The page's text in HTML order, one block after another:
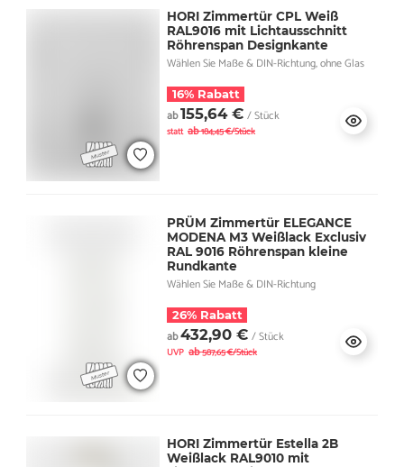
HORI Zimmertür CPL Weiß
RAL9016 mit Lichtausschnitt
Röhrenspan Designkante
Wählen Sie Maße & DIN-Richtung, ohne Glas
16% Rabatt
ab155,64 € / Stück
statt ab184,45 €/Stück
PRÜM Zimmertür ELEGANCE
MODENA M3 Weißlack Exclusiv
RAL 9016 Röhrenspan kleine
Rundkante
Wählen Sie Maße & DIN-Richtung
26% Rabatt
ab432,90 € / Stück
UVP ab587,65 €/Stück
HORI Zimmertür Estella 2B
Weißlack RAL9010 mit